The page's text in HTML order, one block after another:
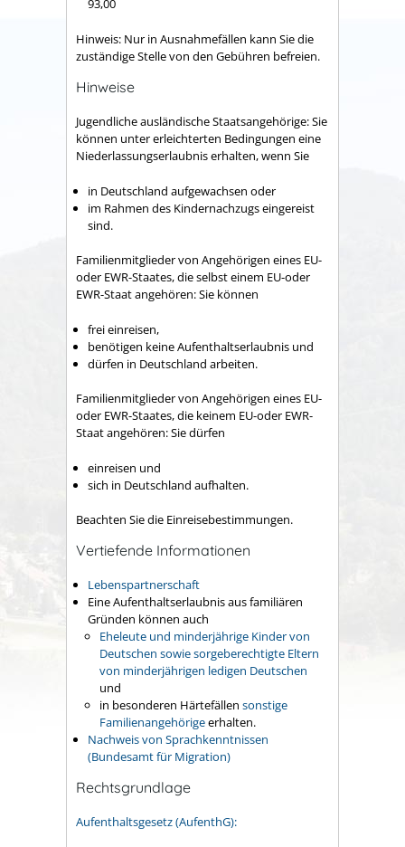
93,00
Hinweis: Nur in Ausnahmefällen kann Sie die
zuständige Stelle von den Gebühren befreien.
Hinweise
Jugendliche ausländische Staatsangehörige: Sie
können unter erleichterten Bedingungen eine
Niederlassungserlaubnis erhalten, wenn Sie
in Deutschland aufgewachsen oder
im Rahmen des Kindernachzugs eingereist
sind.
Familienmitglieder von Angehörigen eines EU-
oder EWR-Staates, die selbst einem EU-oder
EWR-Staat angehören: Sie können
frei einreisen,
benötigen keine Aufenthaltserlaubnis und
dürfen in Deutschland arbeiten.
Familienmitglieder von Angehörigen eines EU-
oder EWR-Staates, die keinem EU-oder EWR-
Staat angehören: Sie dürfen
einreisen und
sich in Deutschland aufhalten.
Beachten Sie die Einreisebestimmungen.
Vertiefende Informationen
Lebenspartnerschaft
Eine Aufenthaltserlaubnis aus familiären
Gründen können auch
Eheleute und minderjährige Kinder von
Deutschen sowie sorgeberechtigte Eltern
von minderjährigen ledigen Deutschen
und
in besonderen Härtefällen sonstige
Familienangehörigeerhalten.
Nachweis von Sprachkenntnissen
(Bundesamt für Migration)
Rechtsgrundlage
Aufenthaltsgesetz (AufenthG):